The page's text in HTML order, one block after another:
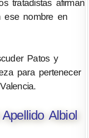
tratadistas afirman
ese nombre en
Patos y
para pertenecer
Albiol